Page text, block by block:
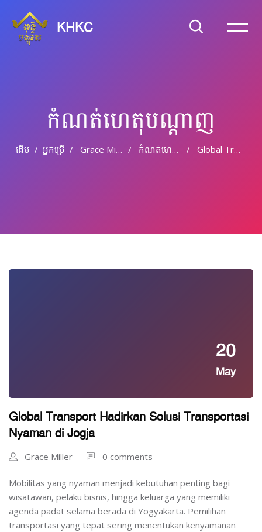
KHKC
កំណត់ហេតុបណ្ដាញ
ដើម អ្នកប្រើ Grace Miller កំណត់ហេតុបណ្តាញ Global Transport Hadirkan Solusi Transportasi Nyaman Di Jogja
20
May
Global Transport Hadirkan Solusi Transportasi
Nyaman di Jogja
Grace Miller 0 comments
Mobilitas yang nyaman menjadi kebutuhan penting bagi
wisatawan, pelaku bisnis, hingga keluarga yang memiliki
agenda padat selama berada di Yogyakarta. Pemilihan
transportasi yang tepat sering menentukan kenyamanan